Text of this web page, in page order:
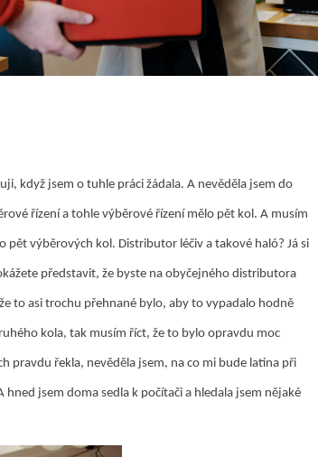
když jsem o tuhle práci žádala. A nevěděla jsem do
řízení a tohle výběrové řízení mělo pět kol. A musím
pět výběrových kol. Distributor léčiv a takové haló? Já si
představit, že byste na obyčejného distributora
to asi trochu přehnané bylo, aby to vypadalo hodně
kola, tak musím říct, že to bylo opravdu moc
pravdu řekla, nevěděla jsem, na co mi bude latina při
jsem doma sedla k počítači a hledala jsem nějaké